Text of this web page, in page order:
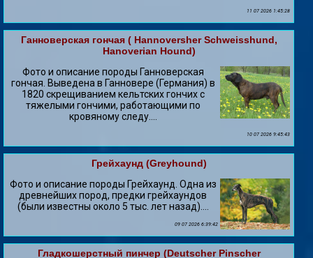
11 07 2026 1:45:28
Ганноверская гончая ( Hannoversher Schweisshund,
Hanoverian Hound)
Фото и описание породы Ганноверская
гончая. Выведена в Ганновере (Германия) в
1820 скрещиванием кельтских гончих с
тяжелыми гончими, работающими по
кровяному следу....
10 07 2026 9:45:43
Грейхаунд (Greyhound)
Фото и описание породы Грейхаунд. Одна из
древнейших пород, предки грейхаундов
(были известны около 5 тыс. лет назад)....
09 07 2026 6:39:42
Гладкошерстный пинчер (Deutscher Pinscher